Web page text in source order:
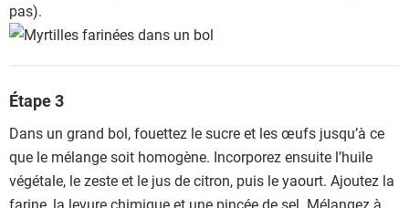
pas).
Étape 3
Dans un grand bol, fouettez le sucre et les œufs jusqu’à ce
que le mélange soit homogène. Incorporez ensuite l’huile
végétale, le zeste et le jus de citron, puis le yaourt. Ajoutez la
farine, la levure chimique et une pincée de sel. Mélangez à